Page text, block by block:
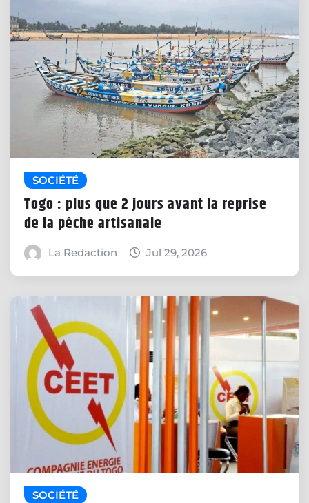
SOCIÉTÉ
Togo : plus que 2 jours avant la reprise
de la pêche artisanale
La Redaction Jul 29, 2026
SOCIÉTÉ